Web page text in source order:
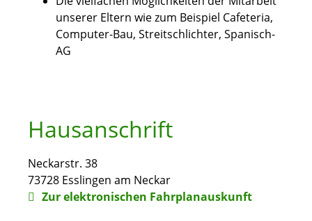
unserer Eltern wie zum Beispiel Cafeteria,
Computer-Bau, Streitschlichter, Spanisch-
AG
Hausanschrift
Neckarstr. 38
73728 Esslingen am Neckar
Zur elektronischen Fahrplanauskunft